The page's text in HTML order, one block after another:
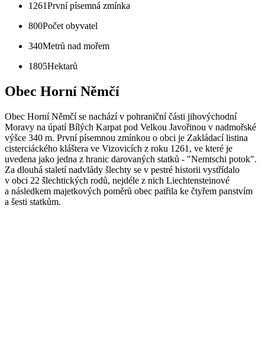
1261První písemná zmínka
800Počet obyvatel
340Metrů nad mořem
1805Hektarů
Obec Horní Němčí
Obec Horní Němčí se nachází v pohraniční části jihovýchodní
Moravy na úpatí Bílých Karpat pod Velkou Javořinou v nadmořské
výšce 340 m. První písemnou zmínkou o obci je Zakládací listina
cisterciáckého kláštera ve Vizovicích z roku 1261, ve které je
uvedena jako jedna z hranic darovaných statků - "Nemtschi potok".
Za dlouhá staletí nadvlády šlechty se v pestré historii vystřídalo
v obci 22 šlechtických rodů, nejdéle z nich Liechtensteinové
a následkem majetkových poměrů obec patřila ke čtyřem panstvím
a šesti statkům.